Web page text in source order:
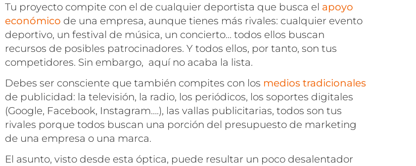
Tu proyecto compite con el de cualquier deportista que busca el apoyo
económico de una empresa, aunque tienes más rivales: cualquier evento
deportivo, un festival de música, un concierto… todos ellos buscan
recursos de posibles patrocinadores. Y todos ellos, por tanto, son tus
competidores. Sin embargo, aquí no acaba la lista.
Debes ser consciente que también compites con los medios tradicionales
de publicidad: la televisión, la radio, los periódicos, los soportes digitales
(Google, Facebook, Instagram….), las vallas publicitarias, todos son tus
rivales porque todos buscan una porción del presupuesto de marketing
de una empresa o una marca.
El asunto, visto desde esta óptica, puede resultar un poco desalentador